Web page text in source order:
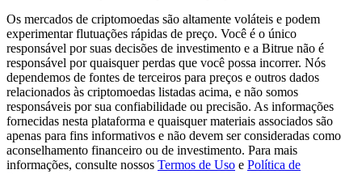
Guia
Guia para iniciantes em futuros
Os mercados de criptomoedas são altamente voláteis e podem
experimentar flutuações rápidas de preço. Você é o único
responsável por suas decisões de investimento e a Bitrue não é
responsável por quaisquer perdas que você possa incorrer. Nós
dependemos de fontes de terceiros para preços e outros dados
relacionados às criptomoedas listadas acima, e não somos
responsáveis por sua confiabilidade ou precisão. As informações
fornecidas nesta plataforma e quaisquer materiais associados são
apenas para fins informativos e não devem ser consideradas como
aconselhamento financeiro ou de investimento. Para mais
informações, consulte nossos Termos de Uso e Política de